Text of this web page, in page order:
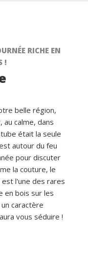
RICHE EN
!
belle région,
calme, dans
était la seule
autour du feu
pour discuter
la couture, le
l'une des rares
en bois sur les
caractère
vous séduire !